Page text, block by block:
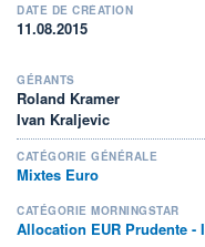
DATE DE CRÉATION
11.08.2015
GÉRANTS
Roland Kramer
Ivan Kraljevic
CATÉGORIE GÉNÉRALE
Mixtes Euro
CATÉGORIE MORNINGSTAR
Allocation EUR Prudente -